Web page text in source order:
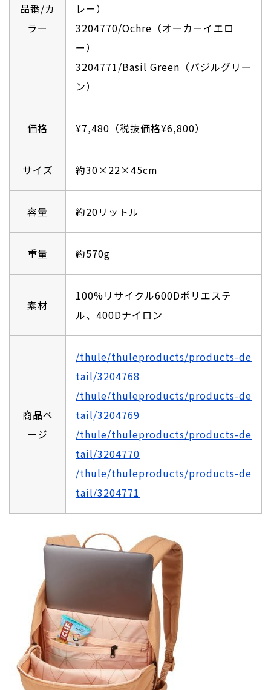
品番/カ
ラー
レー）
3204770/Ochre（オーカーイエロ
ー）
3204771/Basil Green（バジルグリー
ン）
価格 ¥7,480（税抜価格¥6,800）
サイズ 約30×22×45cm
容量 約20リットル
重量 約570g
素材
100%リサイクル600Dポリエステ
ル、400Dナイロン
商品ペ
ージ
/thule/thuleproducts/products-de
tail/3204768
/thule/thuleproducts/products-de
tail/3204769
/thule/thuleproducts/products-de
tail/3204770
/thule/thuleproducts/products-de
tail/3204771